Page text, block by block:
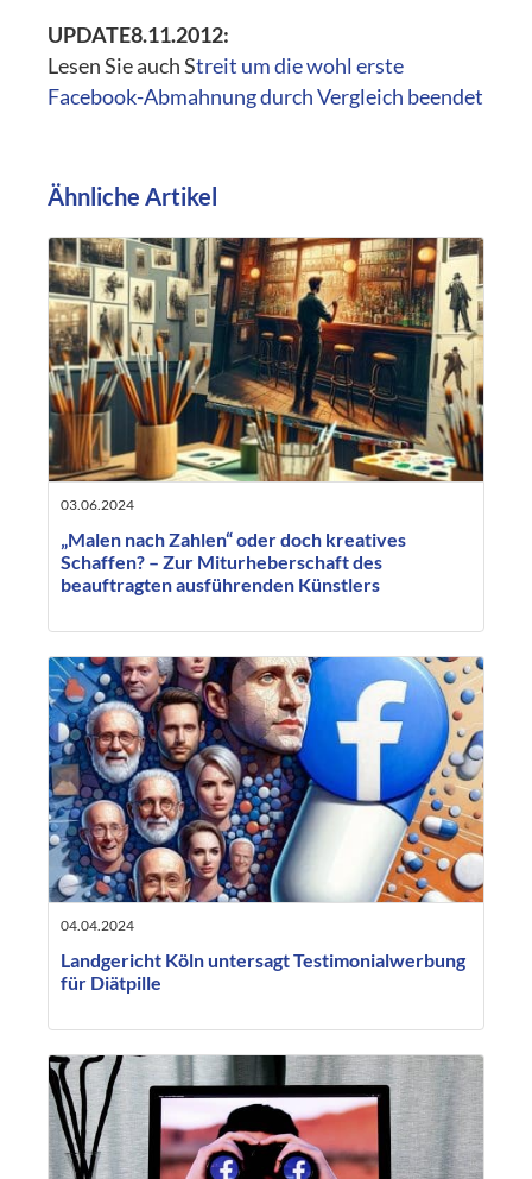
UPDATE8.11.2012:
Lesen Sie auch Streit um die wohl erste
Facebook-Abmahnung durch Vergleich beendet
Ähnliche Artikel
03.06.2024
„Malen nach Zahlen“ oder doch kreatives
Schaffen? – Zur Miturheberschaft des
beauftragten ausführenden Künstlers
04.04.2024
Landgericht Köln untersagt Testimonialwerbung
für Diätpille